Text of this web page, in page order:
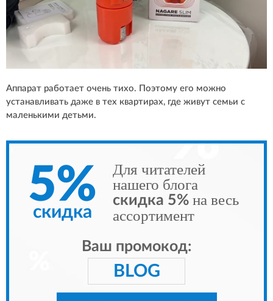
Аппарат работает очень тихо. Поэтому его можно
устанавливать даже в тех квартирах, где живут семьи с
маленькими детьми.
5%
скидка
Для читателей
нашего блога
скидка 5% на весь
ассортимент
Ваш промокод:
BLOG